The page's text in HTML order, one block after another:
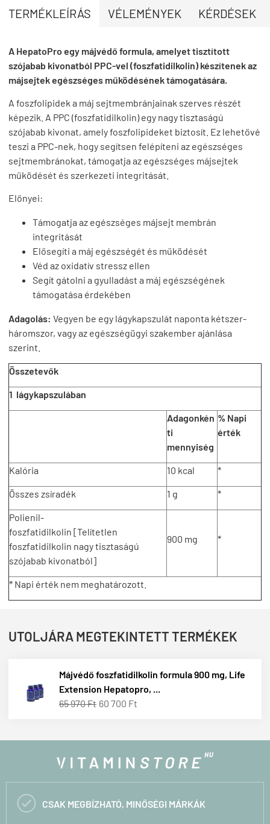
TERMÉKLEÍRÁS VÉLEMÉNYEK KÉRDÉSEK
A HepatoPro egy májvédő formula, amelyet tisztított
szójabab kivonatból PPC-vel (foszfatidilkolin) készítenek az
májsejtek egészséges működésének támogatására.
A foszfolipidek a máj sejtmembránjainak szerves részét
képezik. A PPC (foszfatidilkolin) egy nagy tisztaságú
szójabab kivonat, amely foszfolipideket biztosít. Ez lehetővé
teszi a PPC-nek, hogy segítsen felépíteni az egészséges
sejtmembránokat, támogatja az egészséges májsejtek
működését és szerkezeti integritását.
Előnyei:
Támogatja az egészséges májsejt membrán
integritását
Elősegíti a máj egészségét és működését
Véd az oxidatív stressz ellen
Segít gátolni a gyulladást a máj egészségének
támogatása érdekében
Adagolás: Vegyen be egy lágykapszulát naponta kétszer-
háromszor, vagy az egészségügyi szakember ajánlása
szerint.
Összetevők
1 lágykapszulában
Adagonkén
ti
mennyiség
% Napi
érték
Kalória 10 kcal *
Összes zsíradék 1 g *
Polienil-
foszfatidilkolin [Telítetlen
foszfatidilkolin nagy tisztaságú
szójabab kivonatból]
900 mg *
* Napi érték nem meghatározott.
UTOLJÁRA MEGTEKINTETT TERMÉKEK
Májvédő foszfatidilkolin formula 900 mg, Life
Extension Hepatopro, ...
65 970 Ft 60 700 Ft
 CSAK MEGBÍZHATÓ, MINŐSÉGI MÁRKÁK